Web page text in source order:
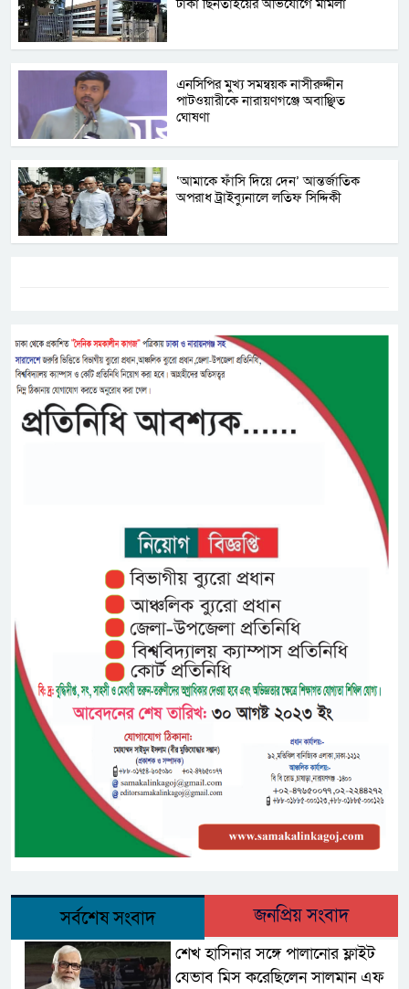
এনসিপির মুখ্য সমন্বয়ক নাসীরুদ্দীন
পাটওয়ারীকে নারায়ণগঞ্জে অবাঞ্ছিত
ঘোষণা
‘আমাকে ফাঁসি দিয়ে দেন’ আন্তর্জাতিক
অপরাধ ট্রাইব্যুনালে লতিফ সিদ্দিকী
সর্বশেষ সংবাদ জনপ্রিয় সংবাদ
শেখ হাসিনার সঙ্গে পালানোর ফ্লাইট
যেভাব মিস করেছিলেন সালমান এফ